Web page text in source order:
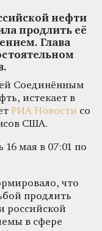
нефти
продлить её
Глава
Соединённым
истекает в
РИА Новости со
США.
16 мая в 07:01 по
что
продлить
российской
в сфере